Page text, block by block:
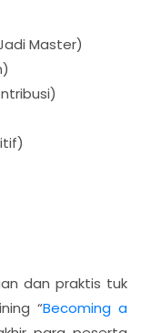
Master)
dan praktis tuk
“Becoming a